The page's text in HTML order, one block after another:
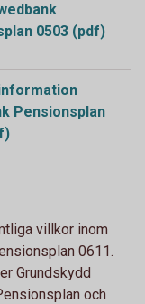
0503 (pdf)
Pensionsplan
villkor inom
0611.
Grundskydd
och